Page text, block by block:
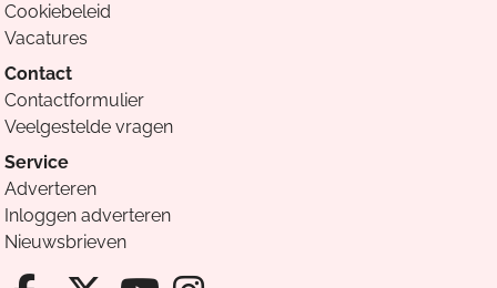
Cookiebeleid
Vacatures
Contact
Contactformulier
Veelgestelde vragen
Service
Adverteren
Inloggen adverteren
Nieuwsbrieven